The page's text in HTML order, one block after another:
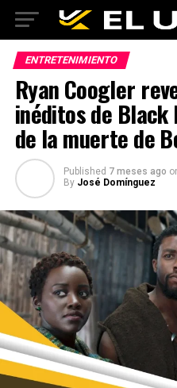
ENTRETENIMIENTO
Ryan Coogler
inéditos de
de la muerte de
Published 7 meses ago
By José Domínguez